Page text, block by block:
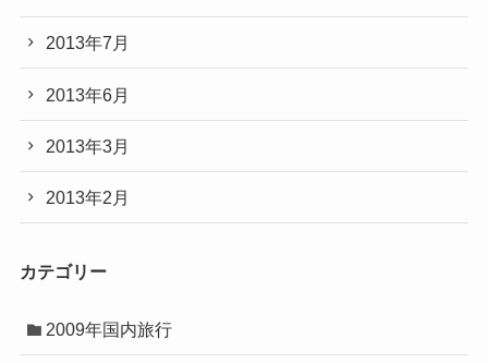
2013年7月
2013年6月
2013年3月
2013年2月
カテゴリー
2009年国内旅行